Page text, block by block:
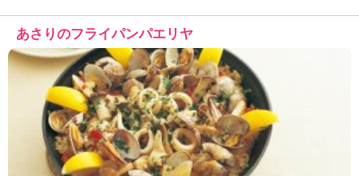
あさりのフライパンパエリヤ